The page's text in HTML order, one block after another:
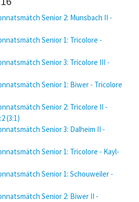
Senior 2: Munsbach II -
Senior 1: Tricolore -
Senior 3: Tricolore III -
Senior 1: Biwer - Tricolore
Senior 2: Tricolore II -
(3:1)
Senior 3: Dalheim II -
Senior 1: Tricolore - Kayl-
Senior 1: Schouweiler -
Senior 2: Biwer II -